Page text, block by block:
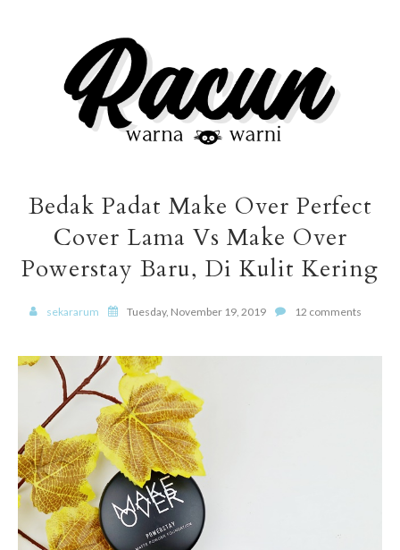
Bedak Padat Make Over Perfect
Cover Lama Vs Make Over
Powerstay Baru, Di Kulit Kering
sekararum Tuesday, November 19, 2019 12 comments